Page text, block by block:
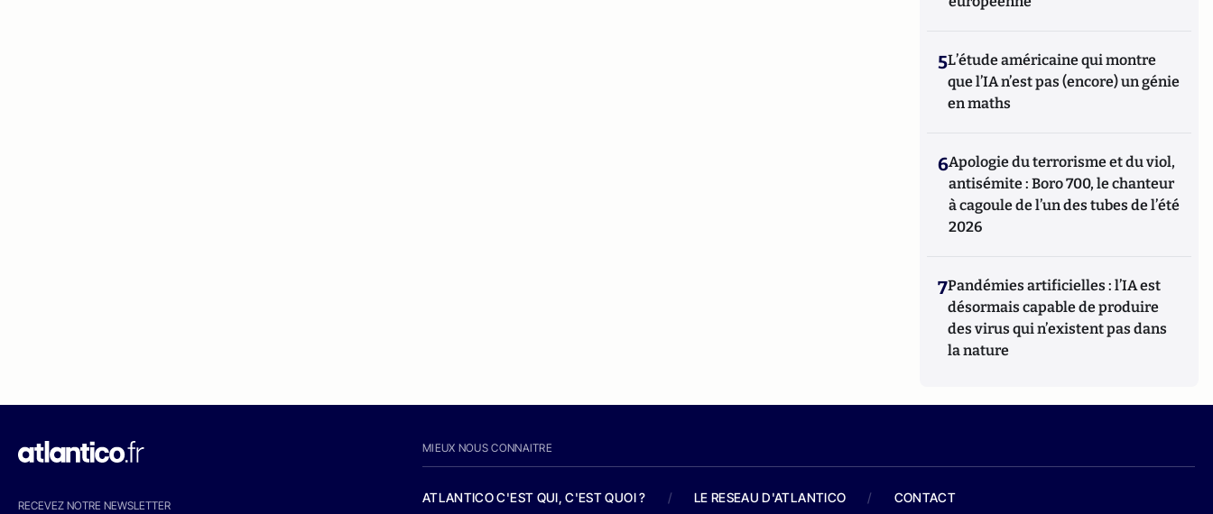
5L’étude américaine qui montre
que l’IA n’est pas (encore) un génie
en maths
6Apologie du terrorisme et du viol,
antisémite : Boro 700, le chanteur
à cagoule de l’un des tubes de l’été
2026
7Pandémies artificielles : l’IA est
désormais capable de produire
des virus qui n’existent pas dans
la nature
RECEVEZ NOTRE NEWSLETTER
MIEUX NOUS CONNAITRE
ATLANTICO C'EST QUI, C'EST QUOI ? / LE RESEAU D'ATLANTICO / CONTACT